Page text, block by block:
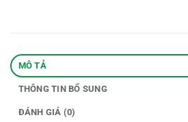
MÔ TẢ
THÔNG TIN BỔ SUNG
ĐÁNH GIÁ (0)